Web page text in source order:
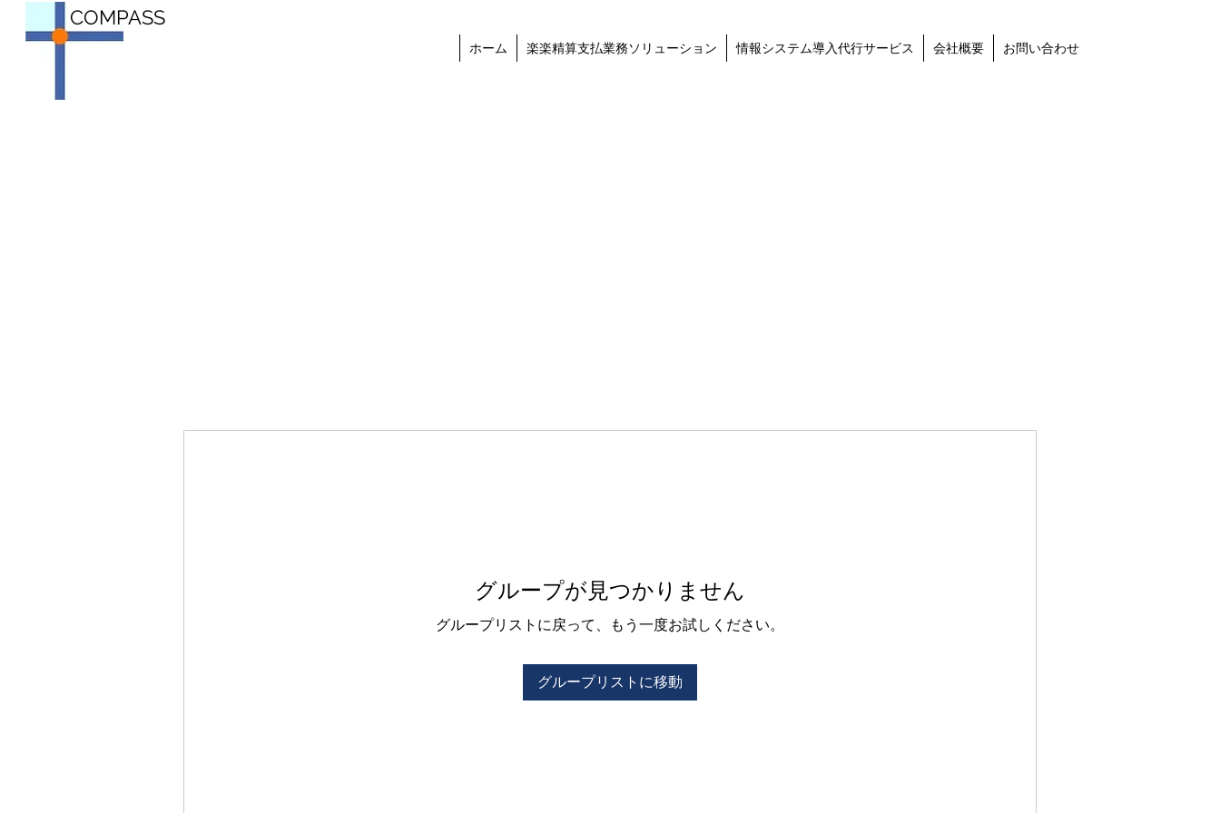
COMPASS
ホーム 楽楽精算支払業務ソリューション 情報システム導入代行サービス 会社概要 お問い合わせ
グループが見つかりません
グループリストに戻って、もう一度お試しください。
グループリストに移動